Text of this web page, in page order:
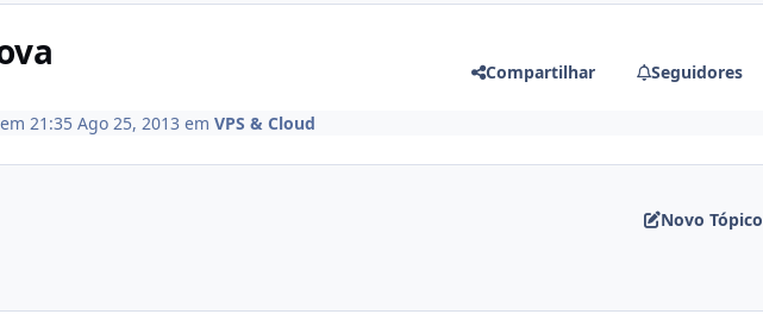
Compartilhar Seguidores
21:35 Ago 25, 2013 em VPS & Cloud
Novo Tópico